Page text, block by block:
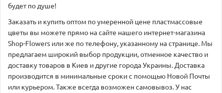
будет по душе!
Заказать и купить оптом по умеренной цене пластмассовые
цветы вы можете прямо на сайте нашего интернет-магазина
Shop-Flowers или же по телефону, указанному на странице. Мы
предлагаем широкий выбор продукции, отменное качество и
доставку товаров в Киев и другие города Украины. Доставка
производится в минимальные сроки с помощью Новой Почты
или курьером. Также всегда возможен самовывоз. У нас